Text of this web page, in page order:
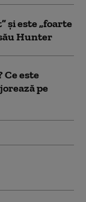
şi este „foarte
Hunter
este
pe